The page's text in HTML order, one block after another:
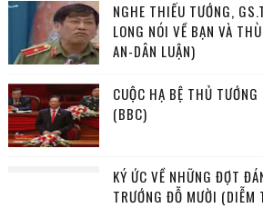
NGHE THIẾU TƯỚNG,
LONG NÓI VỀ BẠN VÀ
AN-DÂN LUẬN)
CUỘC HẠ BỆ THỦ TƯỚNG
(BBC)
KÝ ỨC VỀ NHỮNG ĐỢT
TRƯỚNG ĐỖ MƯỜI (DIỄM